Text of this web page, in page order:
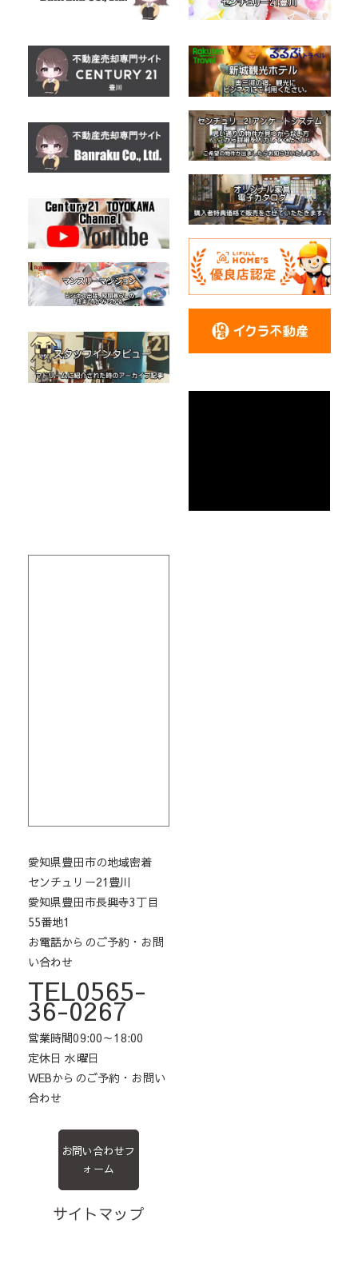
愛知県豊田市の地域密着
センチュリー21豊川
愛知県豊田市長興寺3丁目
55番地1
お電話からのご予約・お問
い合わせ
TEL0565-
36-0267
営業時間09:00～18:00
定休日 水曜日
WEBからのご予約・お問い
合わせ
お問い合わせフ
ォーム
サイトマップ